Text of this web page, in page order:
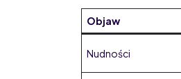
Objaw
Nudności